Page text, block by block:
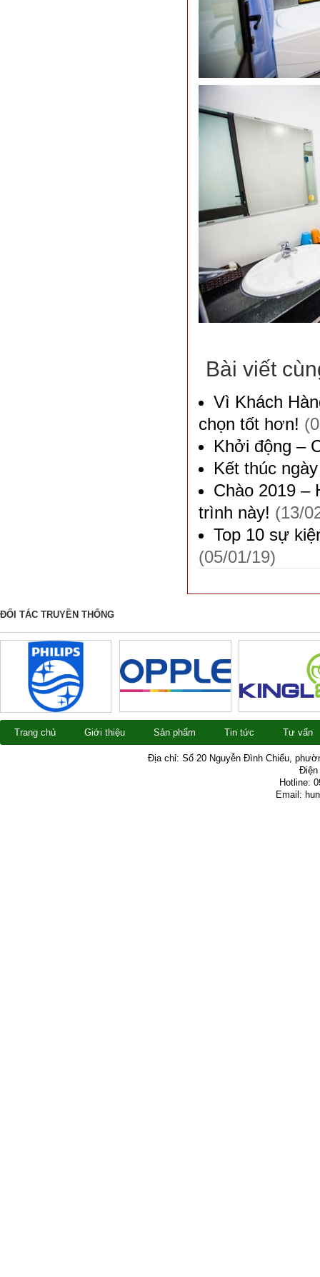
Bài viết
Vì Khách
chọn tốt hơn!
Khởi động –
Kết thúc
Chào 2019 –
trình này! (13/
Top 10 sự
(05/01/19)
ĐỐI TÁC TRUYỀN THỐNG
Trang chủ Giới thiệu Sản phẩm Tin tức Tư vấn
Địa chỉ: Số 20 Nguyễn Đình Chiểu,
Điện
Hotline:
Email: